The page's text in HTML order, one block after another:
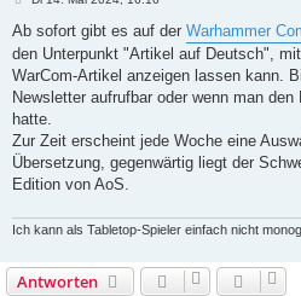
i
r
a
Ab sofort gibt es auf der Warhammer
den Unterpunkt "Artikel auf Deutsch",
WarCom-Artikel anzeigen lassen kann.
Newsletter aufrufbar oder wenn man
hatte.
Zur Zeit erscheint jede Woche eine
Übersetzung, gegenwärtig liegt der
Edition von AoS.
Ich kann als Tabletop-Spieler einfach nicht
Antworten